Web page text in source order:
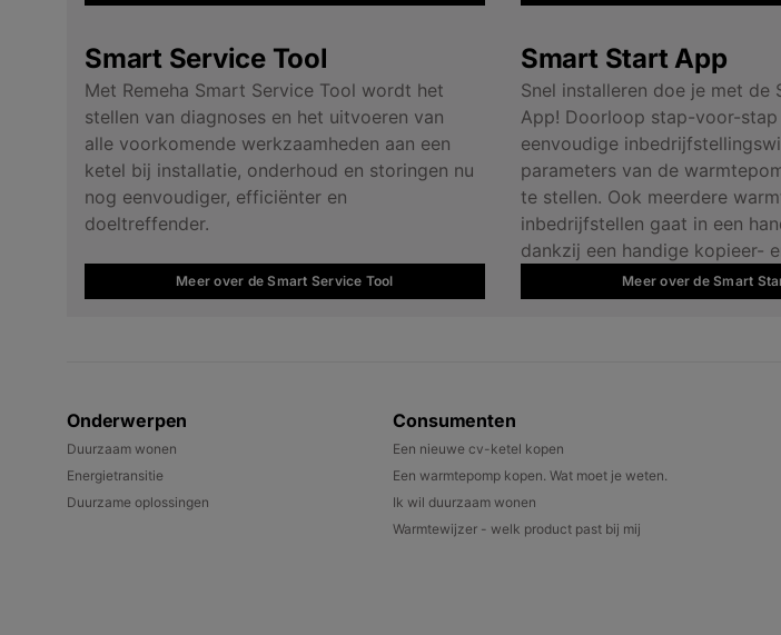
Smart Service Tool
Met Remeha Smart Service Tool wordt het
stellen van diagnoses en het uitvoeren van
alle voorkomende werkzaamheden aan een
ketel bij installatie, onderhoud en storingen nu
nog eenvoudiger, efficiënter en
doeltreffender.
Meer over de Smart Service Tool
Smart Start App
Snel installeren doe je met de
App! Doorloop stap-voor-stap
eenvoudige
parameters van de
te stellen. Ook meerdere
inbedrijfstellen gaat in een
dankzij een handige kopieer-
Meer over de Smart
Onderwerpen
Duurzaam wonen
Energietransitie
Duurzame oplossingen
Consumenten
Een nieuwe cv-ketel kopen
Een warmtepomp kopen. Wat moet je weten.
Ik wil duurzaam wonen
Warmtewijzer - welk product past bij mij